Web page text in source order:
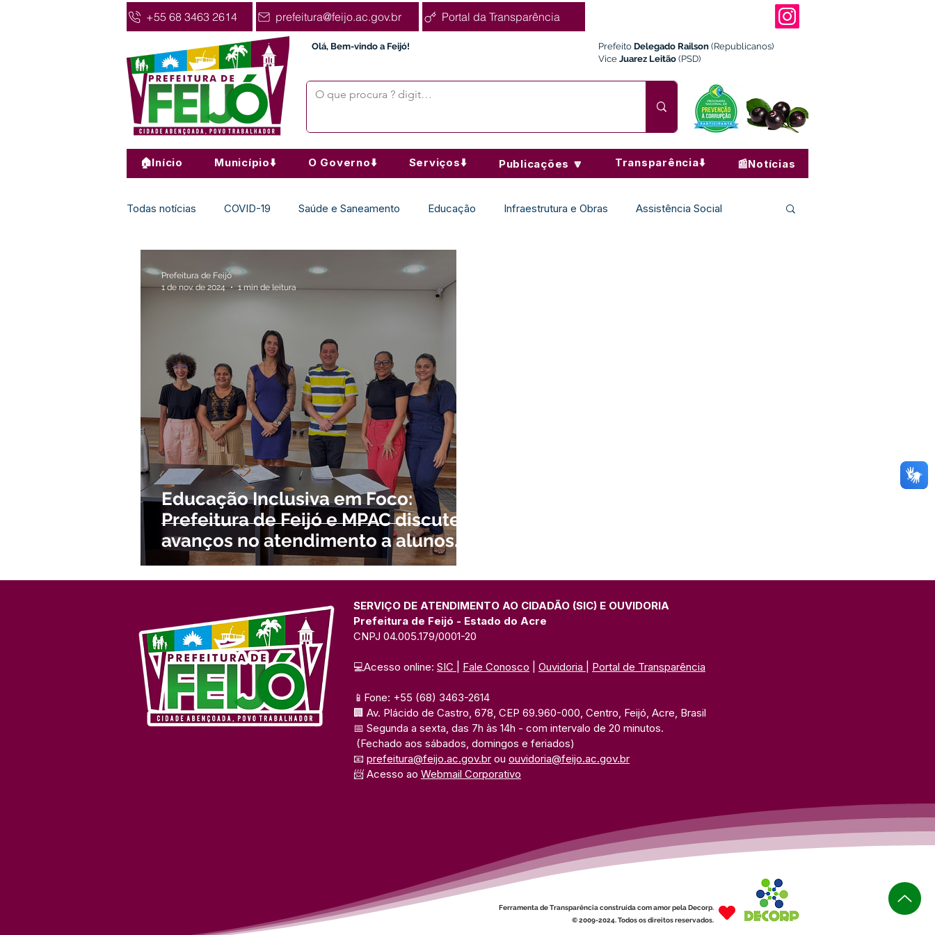
+55 68 3463 2614 prefeitura@feijo.ac.gov.br Portal da Transparência
Olá, Bem-vindo a Feijó! Prefeito Delegado Railson (Republicanos)
Vice Juarez Leitão (PSD)
🏠Início Município⬇️ O Governo⬇️ Serviços⬇️ Publicações 🔽 Transparência⬇️ 📰Notícias
Todas notícias COVID-19 Saúde e Saneamento Educação Infraestrutura e Obras Assistência Social
Nota de Pesar Desporto Cultura e Lazer
Convênios e Parcerias Dengue Informativo e Convite
Nota de Esclarecimento Comunidade Licitações
Ordem de Serviço Comunicação Eventos Esporte
Educação Inclusiva em Foco:
Prefeitura de Feijó e MPAC discutem
avanços no atendimento a alunos
com necessidades especiais
Prefeitura de Feijó
1 de nov. de 2024
1 min de leitura
SERVIÇO DE ATENDIMENTO AO CIDADÃO (SIC) E OUVIDORIA
Prefeitura de Feijó - Estado do Acre
CNPJ 04.005.179/0001-20
💻Acesso online: SIC Fale Conosco Ouvidoria Portal de Transparência
📱Fone: +55 (68) 3463-2614
🏢 Av. Plácido de Castro, 678, CEP 69.960-000, Centro, Feijó, Acre, Brasil
📅 Segunda a sexta, das 7h às 14h - com intervalo de 20 minutos.
(Fechado aos sábados, domingos e feriados)
📧 prefeitura@feijo.ac.gov.br ou ouvidoria@feijo.ac.gov.br
📨 Acesso ao Webmail Corporativo
Ferramenta de Transparência construída com amor pela Decorp.
© 2009-2024. Todos os direitos reservados.